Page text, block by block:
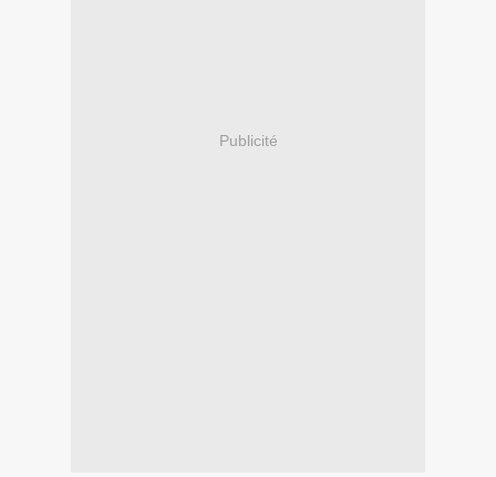
Publicité